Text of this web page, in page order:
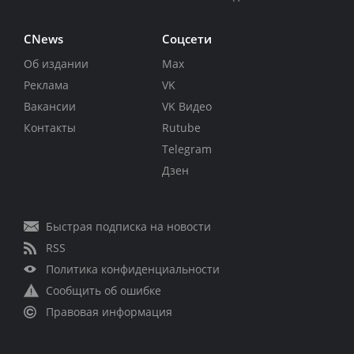
CNews
Об издании
Реклама
Вакансии
Контакты
Соцсети
Max
VK
VK Видео
Rutube
Telegram
Дзен
Быстрая подписка на новости
RSS
Политика конфиденциальности
Сообщить об ошибке
Правовая информация